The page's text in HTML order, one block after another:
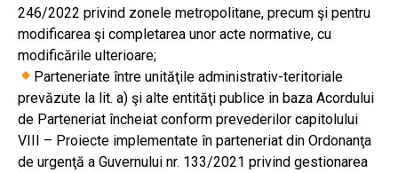
246/2022 privind zonele metropolitane, precum şi pentru
modificarea şi completarea unor acte normative, cu
modificările ulterioare;
Parteneriate între unităţile administrativ-teritoriale
prevăzute la lit. a) şi alte entităţi publice in baza Acordului
de Parteneriat încheiat conform prevederilor capitolului
VIII – Proiecte implementate în parteneriat din Ordonanţa
de urgenţă a Guvernului nr. 133/2021 privind gestionarea